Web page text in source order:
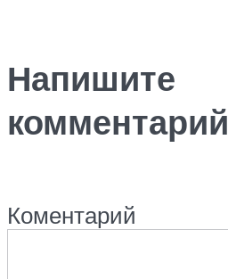
Напишите
комментарий
Коментарий